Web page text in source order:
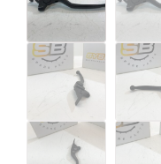
Note Generali
Carrello